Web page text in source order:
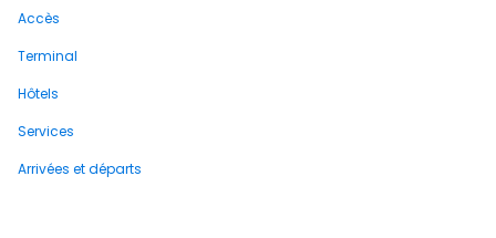
Accès
Terminal
Hôtels
Services
Arrivées et départs